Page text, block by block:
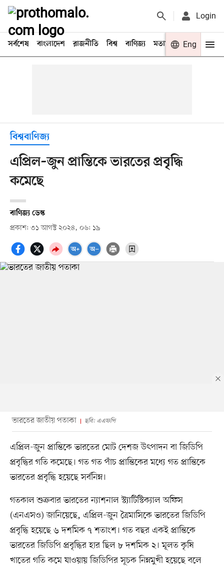
Login
সর্বশেষ বাংলাদেশ রাজনীতি বিশ্ব বাণিজ্য মতামত খেলা
Eng
বিশ্ববাণিজ্য
এপ্রিল–জুন প্রান্তিকে ভারতের প্রবৃদ্ধি
কমেছে
বাণিজ্য ডেস্ক
প্রকাশ: ৩১ আগস্ট ২০২৪, ০৬: ১৯
ভারতের জাতীয় পতাকা ছবি: এএফপি
এপ্রিল-জুন প্রান্তিকে ভারতের মোট দেশজ উৎপাদন বা জিডিপি
প্রবৃদ্ধির গতি কমেছে। গত গত পাঁচ প্রান্তিকের মধ্যে গত প্রান্তিকে
ভারতের প্রবৃদ্ধি হয়েছে সর্বনিম্ন।
গতকাল শুক্রবার ভারতের ন্যাশনাল স্ট্যাটিস্টিক্যাল অফিস
(এনএসও) জানিয়েছে, এপ্রিল-জুন ত্রৈমাসিকে ভারতের জিডিপি
প্রবৃদ্ধি হয়েছে ৬ দশমিক ৭ শতাংশ। গত বছর একই প্রান্তিকে
ভারতের জিডিপি প্রবৃদ্ধির হার ছিল ৮ দশমিক ২। মূলত কৃষি
খাতের গতি কমে যাওয়ায় জিডিপির সূচক নিম্নমুখী হয়েছে বলে